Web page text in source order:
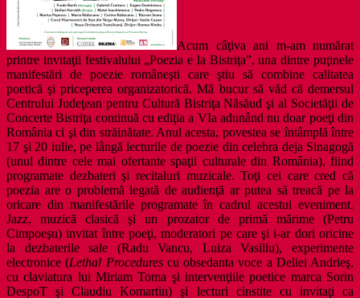
Acum câţiva ani m-am numărat
printre invitaţii festivalului „Poezia e la Bistriţa”, una dintre puţinele
manifestări de poezie româneşti care ştiu să combine calitatea
poetică şi priceperea organizatorică. Mă bucur să văd că demersul
Centrului Judeţean pentru Cultură Bistriţa Năsăud şi al Societăţii de
Concerte Bistriţa continuă cu ediţia a VIa adunând nu doar poeţi din
România ci şi din străinătate. Anul acesta, povestea se întâmplă între
17 şi 20 iulie, pe lângă lecturile de poezie din celebra deja Sinagogă
(unul dintre cele mai ofertante spaţii culturale din România), fiind
programate dezbateri şi recitaluri muzicale. Toţi cei care cred că
poezia are o problemă legată de audienţă ar putea să treacă pe la
oricare din manifestările programate în cadrul acestui eveniment.
Jazz, muzică clasică şi un prozator de primă mărime (Petru
Cimpoeşu) invitat între poeţi, moderatori pe care şi i-ar dori oricine
la dezbaterile sale (Radu Vancu, Luiza Vasiliu), experimente
electronice (Lethal Procedures cu obsedanta voce a Deliei Andrieş,
cu claviatura lui Miriam Toma şi intervenţiile poetice marca Sorin
DespoT şi Claudiu Komartin) şi lecturi cinstite cu invitaţi ca